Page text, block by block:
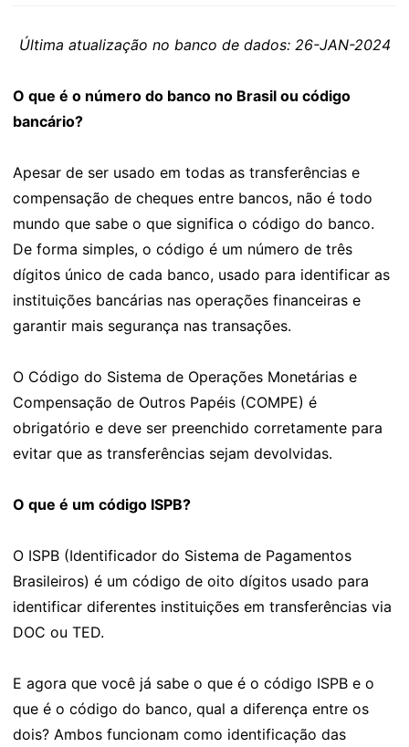
Última atualização no banco de dados: 26-JAN-2024
O que é o número do banco no Brasil ou código
bancário?
Apesar de ser usado em todas as transferências e
compensação de cheques entre bancos, não é todo
mundo que sabe o que significa o código do banco.
De forma simples, o código é um número de três
dígitos único de cada banco, usado para identificar as
instituições bancárias nas operações financeiras e
garantir mais segurança nas transações.
O Código do Sistema de Operações Monetárias e
Compensação de Outros Papéis (COMPE) é
obrigatório e deve ser preenchido corretamente para
evitar que as transferências sejam devolvidas.
O que é um código ISPB?
O ISPB (Identificador do Sistema de Pagamentos
Brasileiros) é um código de oito dígitos usado para
identificar diferentes instituições em transferências via
DOC ou TED.
E agora que você já sabe o que é o código ISPB e o
que é o código do banco, qual a diferença entre os
dois? Ambos funcionam como identificação das